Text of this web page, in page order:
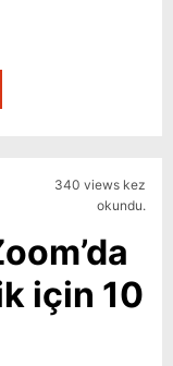
340 views kez
okundu.
için 10